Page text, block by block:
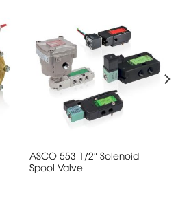
ASCO 553 1/2″ Solenoid
Spool Valve